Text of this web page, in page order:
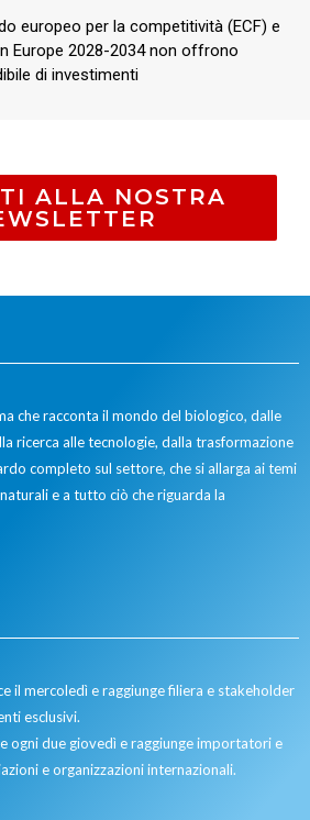
europeo per la competitività (ECF) e
Europe 2028-2034 non offrono
di investimenti
ALLA NOSTRA
che racconta il mondo del biologico, dalle
ricerca alle tecnologie, dalla trasformazione
completo sul settore, che si allarga ai temi
e a tutto ciò che riguarda la
il mercoledì e raggiunge filiera e stakeholder
esclusivi.
ogni due giovedì e raggiunge importatori e
e organizzazioni internazionali.